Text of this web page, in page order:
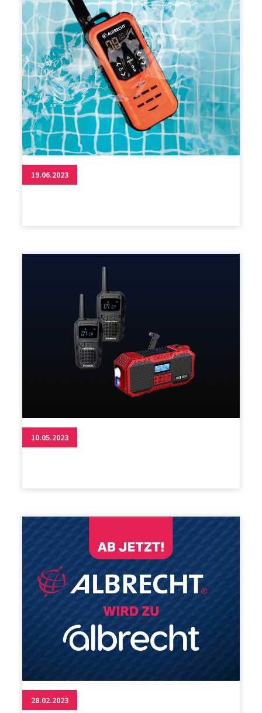
19.06.2023
10.05.2023
28.02.2023